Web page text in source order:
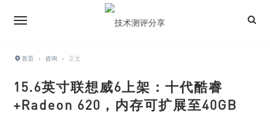
首页 › 咨询 › 正文
15.6英寸联想威6上架：十代酷睿
+Radeon 620，内存可扩展至40GB